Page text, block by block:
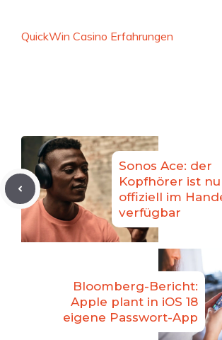
QuickWin Casino Erfahrungen
Sonos Ace: der
Kopfhörer ist
offiziell im
verfügbar
Bloomberg-Bericht:
Apple plant in iOS 18
eigene Passwort-App